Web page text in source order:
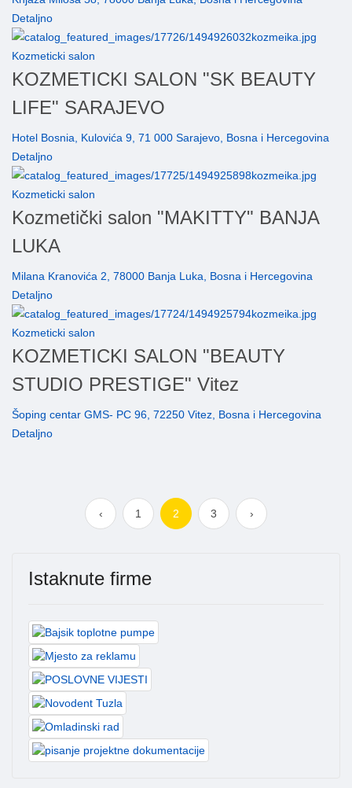
Detaljno
Kozmeticki salon
KOZMETICKI SALON "SK BEAUTY
LIFE" SARAJEVO
Hotel Bosnia, Kulovića 9, 71 000 Sarajevo, Bosna i Hercegovina
Detaljno
Kozmeticki salon
Kozmetički salon "MAKITTY" BANJA
LUKA
Milana Kranovića 2, 78000 Banja Luka, Bosna i Hercegovina
Detaljno
Kozmeticki salon
KOZMETICKI SALON "BEAUTY
STUDIO PRESTIGE" Vitez
Šoping centar GMS- PC 96, 72250 Vitez, Bosna i Hercegovina
Detaljno
‹ 1 2 3 ›
Istaknute firme